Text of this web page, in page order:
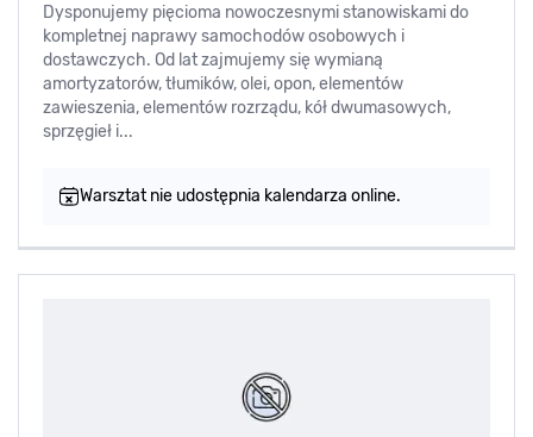
Dysponujemy pięcioma nowoczesnymi stanowiskami do
kompletnej naprawy samochodów osobowych i
dostawczych. Od lat zajmujemy się wymianą
amortyzatorów, tłumików, olei, opon, elementów
zawieszenia, elementów rozrządu, kół dwumasowych,
sprzęgieł i...
Warsztat nie udostępnia kalendarza online.